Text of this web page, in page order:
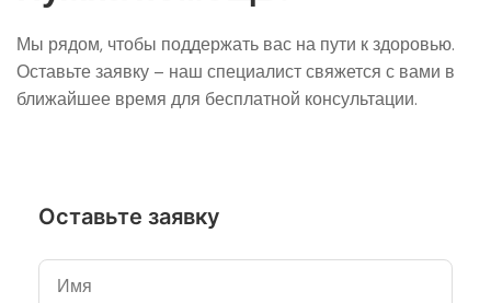
Мы рядом, чтобы поддержать вас на пути к здоровью.
Оставьте заявку – наш специалист свяжется с вами в
ближайшее время для бесплатной консультации.
Оставьте заявку